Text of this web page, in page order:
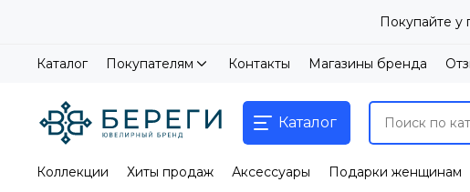
Покупайте у
Каталог Покупателям Контакты Магазины бренда
Каталог
Коллекции Хиты продаж Аксессуары Подарки женщинам